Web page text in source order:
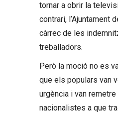
tornar a obrir la
contrari, l’Ajuntament
càrrec de les
treballadors.
Però la moció no es
que els populars van
urgència i van
nacionalistes a que